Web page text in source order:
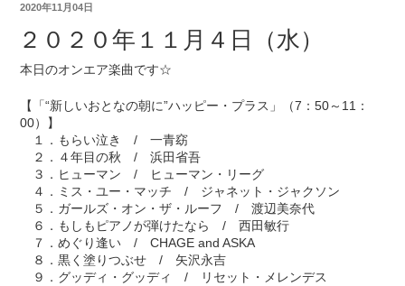
2020年11月04日
２０２０年１１月４日（水）
本日のオンエア楽曲です☆
【「“新しいおとなの朝に”ハッピー・プラス」（7：50～11：
00）】
１．もらい泣き / 一青窈
２．４年目の秋 / 浜田省吾
３．ヒューマン / ヒューマン・リーグ
４．ミス・ユー・マッチ / ジャネット・ジャクソン
５．ガールズ・オン・ザ・ルーフ / 渡辺美奈代
６．もしもピアノが弾けたなら / 西田敏行
７．めぐり逢い / CHAGE and ASKA
８．黒く塗りつぶせ / 矢沢永吉
９．グッディ・グッディ / リセット・メレンデス